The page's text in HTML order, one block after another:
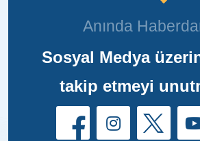
Anında
Sosyal Medya
takip etmeyi